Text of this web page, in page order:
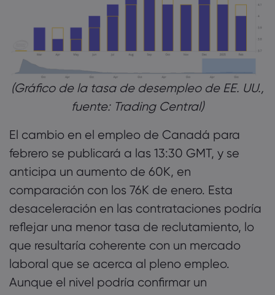
(Gráfico de la tasa de desempleo de EE. UU.,
fuente: Trading Central)
El cambio en el empleo de Canadá para
febrero se publicará a las 13:30 GMT, y se
anticipa un aumento de 60K, en
comparación con los 76K de enero. Esta
desaceleración en las contrataciones podría
reflejar una menor tasa de reclutamiento, lo
que resultaría coherente con un mercado
laboral que se acerca al pleno empleo.
Aunque el nivel podría confirmar un